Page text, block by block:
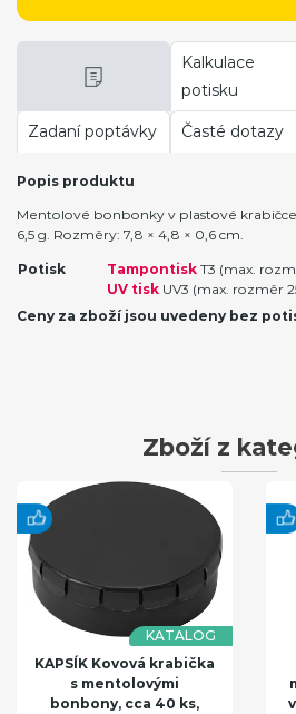
Kalkulace
potisku
Zadaní poptávky Časté dotazy
Popis produktu
Mentolové bonbonky v plastové
6,5 g. Rozměry: 7,8 × 4,8 × 0,6 cm.
Potisk Tampontisk T3 (max.
UV tisk UV3 (max. rozměr
Ceny za zboží jsou uvedeny bez
Zboží z
KATALOG
KAPSÍK Kovová krabička
s mentolovými
bonbony, cca 40 ks,